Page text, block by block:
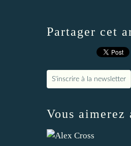
Partager cet
S'inscrire à la newsletter
Vous aimerez